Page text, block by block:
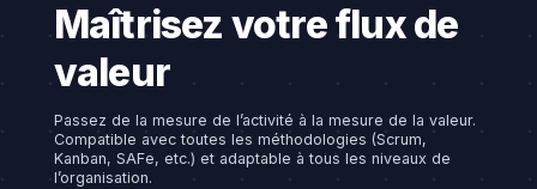
Maîtrisez votre flux de
valeur
Passez de la mesure de l’activité à la mesure de la valeur.
Compatible avec toutes les méthodologies (Scrum,
Kanban, SAFe, etc.) et adaptable à tous les niveaux de
l’organisation.